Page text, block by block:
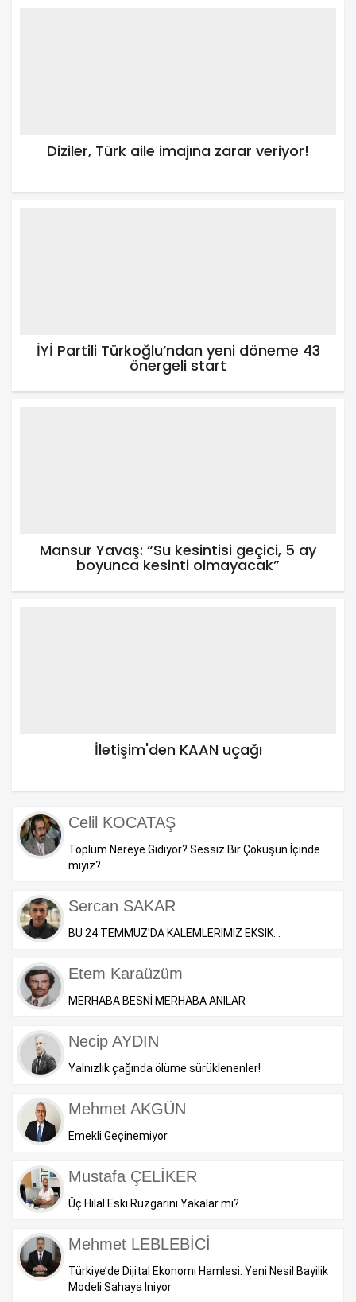
Diziler, Türk aile imajına zarar veriyor!
İYİ Partili Türkoğlu’ndan yeni döneme 43
önergeli start
Mansur Yavaş: “Su kesintisi geçici, 5 ay
boyunca kesinti olmayacak”
İletişim'den KAAN uçağı
Celil KOCATAŞ
Toplum Nereye Gidiyor? Sessiz Bir Çöküşün İçinde
miyiz?
Sercan SAKAR
BU 24 TEMMUZ'DA KALEMLERİMİZ EKSİK...
Etem Karaüzüm
MERHABA BESNİ MERHABA ANILAR
Necip AYDIN
Yalnızlık çağında ölüme sürüklenenler!
Mehmet AKGÜN
Emekli Geçinemiyor
Mustafa ÇELİKER
Üç Hilal Eski Rüzgarını Yakalar mı?
Mehmet LEBLEBİCİ
Türkiye’de Dijital Ekonomi Hamlesi: Yeni Nesil Bayilik
Modeli Sahaya İniyor